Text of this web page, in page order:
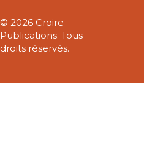
© 2026 Croire-
Publications. Tous
droits réservés.